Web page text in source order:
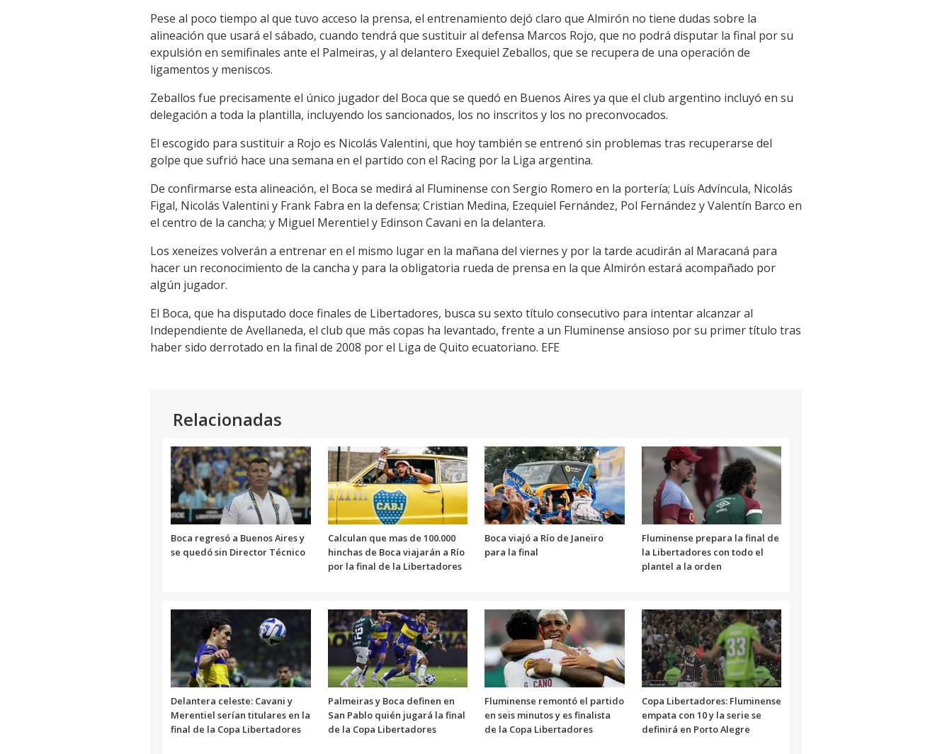
Pese al poco tiempo al que tuvo acceso la prensa, el entrenamiento dejó claro que Almirón no tiene dudas sobre la
alineación que usará el sábado, cuando tendrá que sustituir al defensa Marcos Rojo, que no podrá disputar la final por su
expulsión en semifinales ante el Palmeiras, y al delantero Exequiel Zeballos, que se recupera de una operación de
ligamentos y meniscos.
Zeballos fue precisamente el único jugador del Boca que se quedó en Buenos Aires ya que el club argentino incluyó en su
delegación a toda la plantilla, incluyendo los sancionados, los no inscritos y los no preconvocados.
El escogido para sustituir a Rojo es Nicolás Valentini, que hoy también se entrenó sin problemas tras recuperarse del
golpe que sufrió hace una semana en el partido con el Racing por la Liga argentina.
De confirmarse esta alineación, el Boca se medirá al Fluminense con Sergio Romero en la portería; Luís Advíncula, Nicolás
Figal, Nicolás Valentini y Frank Fabra en la defensa; Cristian Medina, Ezequiel Fernández, Pol Fernández y Valentín Barco en
el centro de la cancha; y Miguel Merentiel y Edinson Cavani en la delantera.
Los xeneizes volverán a entrenar en el mismo lugar en la mañana del viernes y por la tarde acudirán al Maracaná para
hacer un reconocimiento de la cancha y para la obligatoria rueda de prensa en la que Almirón estará acompañado por
algún jugador.
El Boca, que ha disputado doce finales de Libertadores, busca su sexto título consecutivo para intentar alcanzar al
Independiente de Avellaneda, el club que más copas ha levantado, frente a un Fluminense ansioso por su primer título tras
haber sido derrotado en la final de 2008 por el Liga de Quito ecuatoriano. EFE
Relacionadas
Boca regresó a Buenos Aires y
se quedó sin Director Técnico
Calculan que mas de 100.000
hinchas de Boca viajarán a Río
por la final de la Libertadores
Boca viajó a Río de Janeiro
para la final
Fluminense prepara la final de
la Libertadores con todo el
plantel a la orden
Delantera celeste: Cavani y
Merentiel serían titulares en la
final de la Copa Libertadores
Palmeiras y Boca definen en
San Pablo quién jugará la final
de la Copa Libertadores
Fluminense remontó el partido
en seis minutos y es finalista
de la Copa Libertadores
Copa Libertadores: Fluminense
empata con 10 y la serie se
definirá en Porto Alegre